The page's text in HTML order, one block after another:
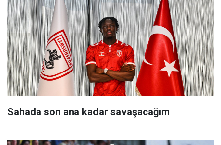
Sahada son ana kadar savaşacağım